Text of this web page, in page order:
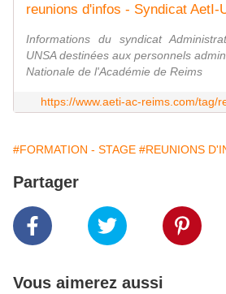
Informations du syndicat
UNSA destinées aux personnels
Nationale de l'Académie de Reims
https://www.aeti-ac-reims.com/tag/
#FORMATION - STAGE #REUNIONS
Partager
Vous aimerez aussi